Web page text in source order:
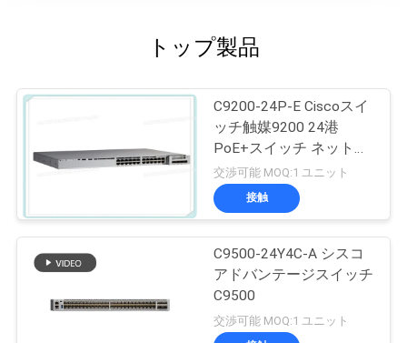
トップ製品
C9200-24P-E Ciscoスイ
ッチ触媒9200 24港
PoE+スイッチ ネットワ
ークの要素
交渉可能 MOQ:1 ユニット
接触
C9500-24Y4C-A シスコ
アドバンテージスイッチ
C9500
交渉可能 MOQ:1 ユニット